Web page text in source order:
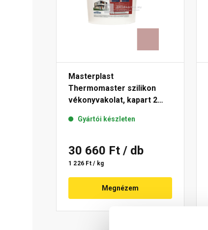
Masterplast
Thermomaster szilikon
vékonyvakolat, kapart 2
Gyártói készleten
30 660 Ft / db
1 226 Ft / kg
Megnézem